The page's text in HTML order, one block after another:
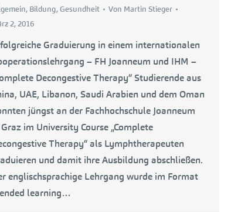
, Bildung,Gesundheit Von Martin Stieger
2, 2016
Graduierung in einem internationalen
– FH Joanneum und IHM –
Decongestive Therapy“ Studierende aus
UAE, Libanon, Saudi Arabien und dem Oman
jüngst an der Fachhochschule Joanneum
im University Course „Complete
Therapy“ als Lymphtherapeuten
und damit ihre Ausbildung abschließen.
englischsprachige Lehrgang wurde im Format
learning…